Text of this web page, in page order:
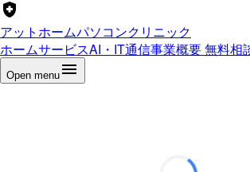
アットホームパソコンクリニック
ホームサービスAI・IT通信事業概要無料相
Open menu